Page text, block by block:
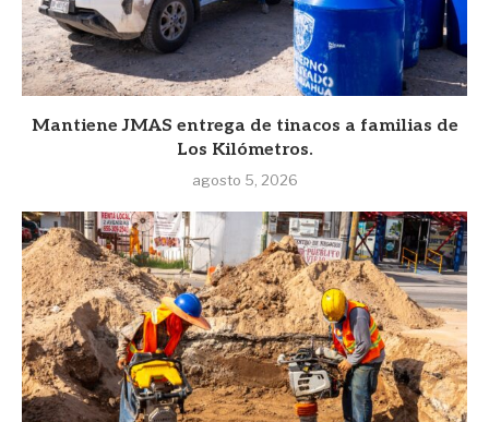
Mantiene JMAS entrega de tinacos a familias de
Los Kilómetros.
agosto 5, 2026